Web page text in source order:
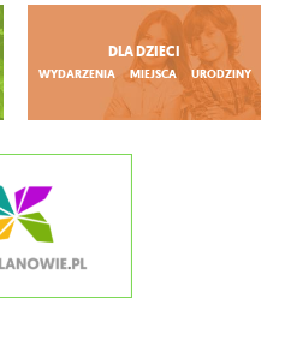
DLA DZIECI
WYDARZENIA MIEJSCA URODZINY